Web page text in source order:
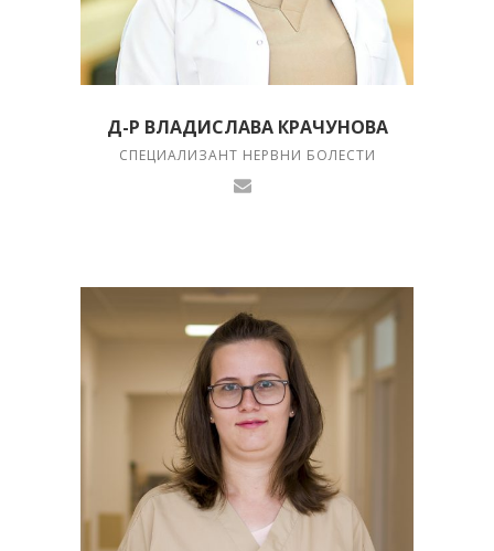
Д-Р ВЛАДИСЛАВА КРАЧУНОВА
СПЕЦИАЛИЗАНТ НЕРВНИ БОЛЕСТИ